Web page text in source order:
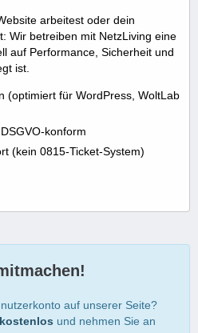
arbeitest oder dein
Wir betreiben mit NetzLiving eine
auf Performance, Sicherheit und
ist.
(optimiert für WordPress, WoltLab
konform
(kein 0815-Ticket-System)
auf unserer Seite?
und nehmen Sie an